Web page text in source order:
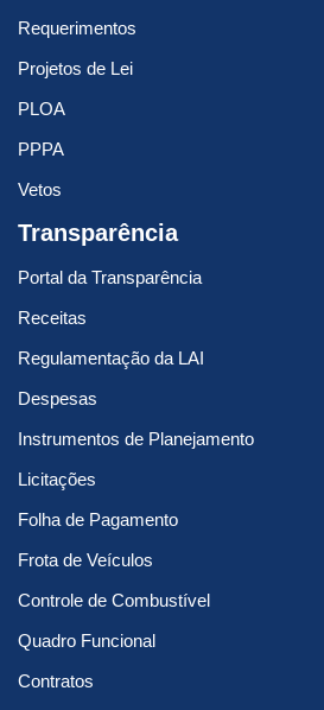
Requerimentos
Projetos de Lei
PLOA
PPPA
Vetos
Transparência
Portal da Transparência
Receitas
Regulamentação da LAI
Despesas
Instrumentos de Planejamento
Licitações
Folha de Pagamento
Frota de Veículos
Controle de Combustível
Quadro Funcional
Contratos